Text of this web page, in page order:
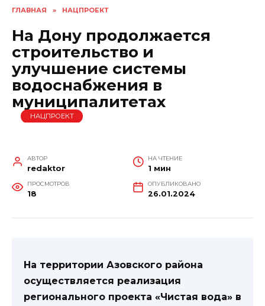
ГЛАВНАЯ » НАЦПРОЕКТ
На Дону продолжается
строительство и
улучшение системы
водоснабжения в
муниципалитетах
НАЦПРОЕКТ
АВТОР
redaktor
НА ЧТЕНИЕ
1 мин
ПРОСМОТРОВ
18
ОПУБЛИКОВАНО
26.01.2024
На территории Азовского района
осуществляется реализация
регионального проекта «Чистая вода» в